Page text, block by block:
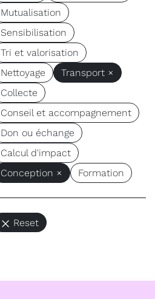
Mutualisation
Sensibilisation
Tri et valorisation
Nettoyage
Transport ×
Collecte
Conseil et accompagnement
Don ou échange
Calcul d'impact
Conception ×
Formation
Reset